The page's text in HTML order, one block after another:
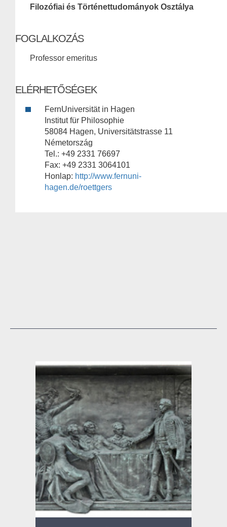
Filozófiai és Történettudományok Osztálya
FOGLALKOZÁS
Professor emeritus
ELÉRHETŐSÉGEK
FernUniversität in Hagen
Institut für Philosophie
58084 Hagen, Universitätstrasse 11
Németország
Tel.: +49 2331 76697
Fax: +49 2331 3064101
Honlap: http://www.fernuni-
hagen.de/roettgers